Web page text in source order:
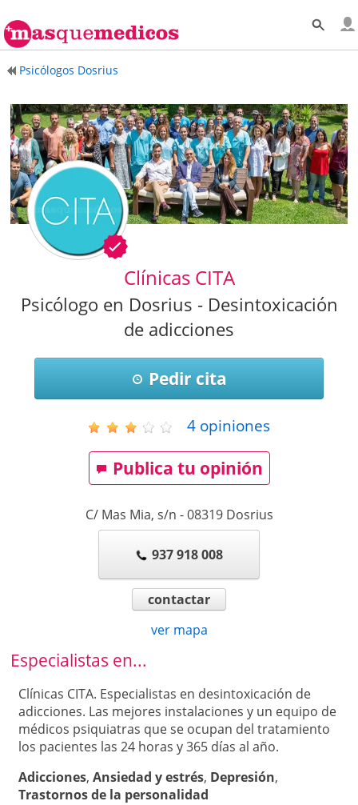
Psicólogos Dosrius
Clínicas CITA
Psicólogo en Dosrius - Desintoxicación
de adicciones
Pedir cita
4opiniones
Publica tu opinión
C/ Mas Mia, s/n -08319 Dosrius
937 918 008
contactar
ver mapa
Especialistas en...
Clínicas CITA. Especialistas en desintoxicación de
adicciones. Las mejores instalaciones y un equipo de
médicos psiquiatras que se ocupan del tratamiento
los pacientes las 24 horas y 365 días al año.
Adicciones,Ansiedad y estrés, Depresión,
Trastornos de la personalidad